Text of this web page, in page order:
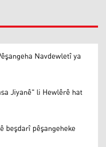
Navdewletî ya
Jiyanê" li Hewlêrê hat
beşdarî pêşangeheke